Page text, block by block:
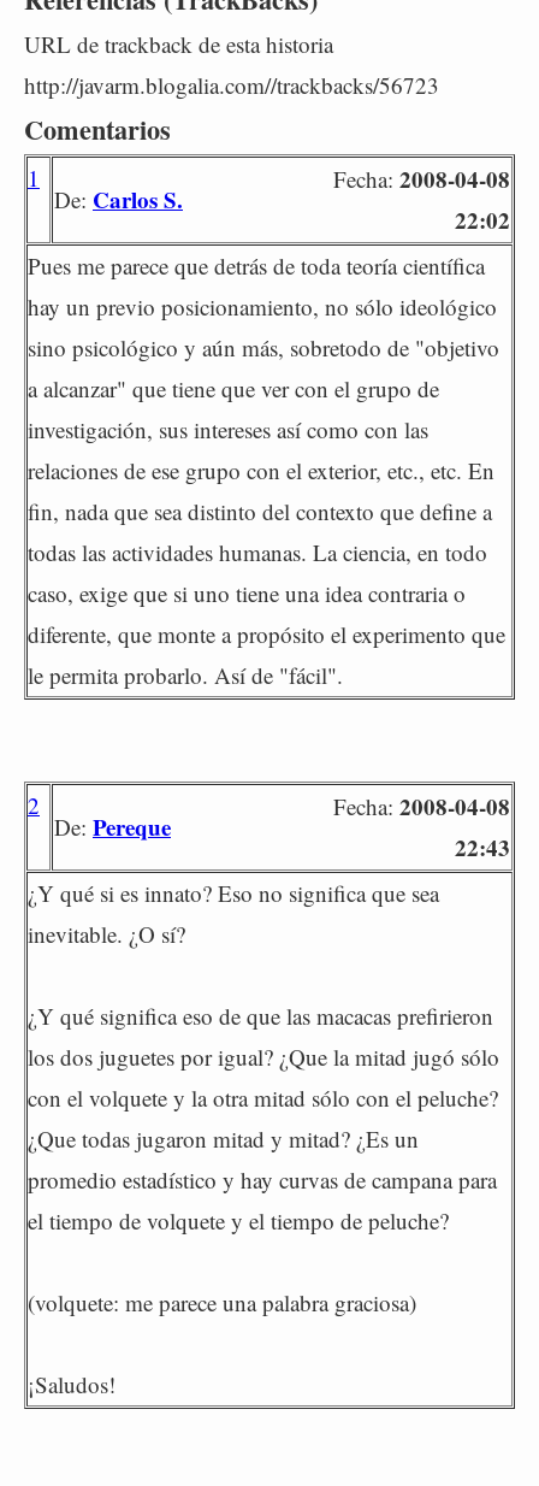
URL de trackback de esta historia
http://javarm.blogalia.com//trackbacks/56723
Comentarios
1
De: Carlos S.
Fecha: 2008-04-08
22:02
Pues me parece que detrás de toda teoría científica
hay un previo posicionamiento, no sólo ideológico
sino psicológico y aún más, sobretodo de "objetivo
a alcanzar" que tiene que ver con el grupo de
investigación, sus intereses así como con las
relaciones de ese grupo con el exterior, etc., etc. En
fin, nada que sea distinto del contexto que define a
todas las actividades humanas. La ciencia, en todo
caso, exige que si uno tiene una idea contraria o
diferente, que monte a propósito el experimento que
le permita probarlo. Así de "fácil".
2
De: Pereque
Fecha: 2008-04-08
22:43
¿Y qué si es innato? Eso no significa que sea
inevitable. ¿O sí?
¿Y qué significa eso de que las macacas prefirieron
los dos juguetes por igual? ¿Que la mitad jugó sólo
con el volquete y la otra mitad sólo con el peluche?
¿Que todas jugaron mitad y mitad? ¿Es un
promedio estadístico y hay curvas de campana para
el tiempo de volquete y el tiempo de peluche?
(volquete: me parece una palabra graciosa)
¡Saludos!